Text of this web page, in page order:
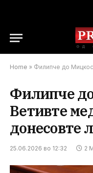
Home » Филипче до
Филипче
Ветивте
донесовте
25.06.2026 во 12:32 2